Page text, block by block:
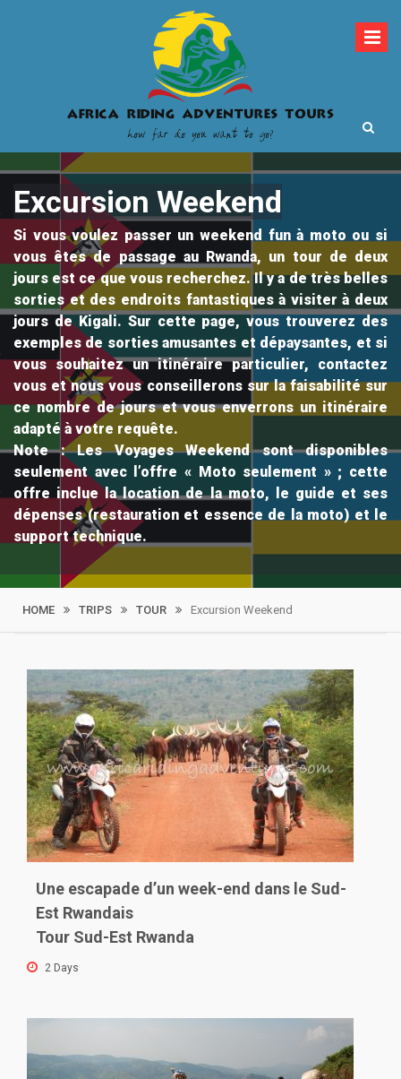
Africa Riding
Adventures Tours
How far do you want to go?
Excursion Weekend
Si vous voulez passer un weekend fun à moto ou si
vous êtes de passage au Rwanda, un tour de deux
jours est ce que vous recherchez. Il y a de très belles
sorties et des endroits fantastiques à visiter à deux
jours de Kigali. Sur cette page, vous trouverez des
exemples de sorties amusantes et dépaysantes, et si
vous souhaitez un itinéraire particulier, contactez
vous et nous vous conseillerons sur la faisabilité sur
ce nombre de jours et vous enverrons un itinéraire
adapté à votre requête.
Note : Les Voyages Weekend sont disponibles
seulement avec l’offre « Moto seulement » ; cette
offre inclue la location de la moto, le guide et ses
dépenses (restauration et essence de la moto) et le
support technique.
HOME TRIPS TOUR Excursion Weekend
Price
Tour Type
Une escapade d’un week-end dans le Sud-
Est Rwandais
Tour Sud-Est Rwanda
2 Days